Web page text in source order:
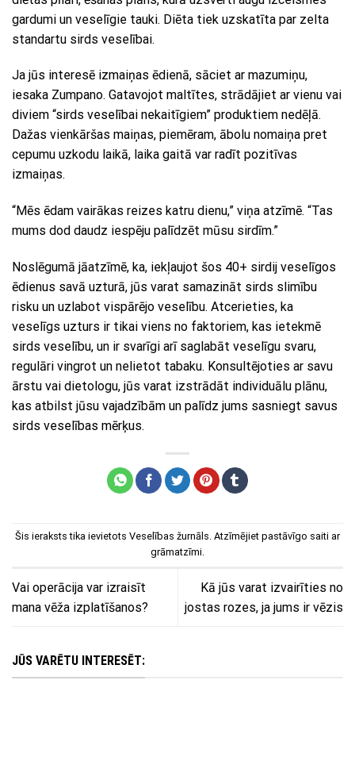
gardumi un veselīgie tauki. Diēta tiek uzskatīta par zelta
standartu sirds veselībai.
Ja jūs interesē izmaiņas ēdienā, sāciet ar mazumiņu,
iesaka Zumpano. Gatavojot maltītes, strādājiet ar vienu vai
diviem “sirds veselībai nekaitīgiem” produktiem nedēļā.
Dažas vienkāršas maiņas, piemēram, ābolu nomaiņa pret
cepumu uzkodu laikā, laika gaitā var radīt pozitīvas
izmaiņas.
“Mēs ēdam vairākas reizes katru dienu,” viņa atzīmē. “Tas
mums dod daudz iespēju palīdzēt mūsu sirdīm.”
Noslēgumā jāatzīmē, ka, iekļaujot šos 40+ sirdij veselīgos
ēdienus savā uzturā, jūs varat samazināt sirds slimību
risku un uzlabot vispārējo veselību. Atcerieties, ka
veselīgs uzturs ir tikai viens no faktoriem, kas ietekmē
sirds veselību, un ir svarīgi arī saglabāt veselīgu svaru,
regulāri vingrot un nelietot tabaku. Konsultējoties ar savu
ārstu vai dietologu, jūs varat izstrādāt individuālu plānu,
kas atbilst jūsu vajadzībām un palīdz jums sasniegt savus
sirds veselības mērķus.
Šis ieraksts tika ievietots Veselības žurnāls. Atzīmējiet pastāvīgo saiti ar
grāmatzīmi.
Vai operācija var izraisīt
mana vēža izplatīšanos?
Kā jūs varat izvairīties no
jostas rozes, ja jums ir vēzis
JŪS VARĒTU INTERESĒT: